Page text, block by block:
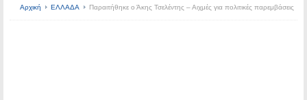
Αρχική ΕΛΛΑΔΑ Παραιτήθηκε ο Άκης Τσελέντης – Αιχμές για πολιτικές παρεμβάσεις